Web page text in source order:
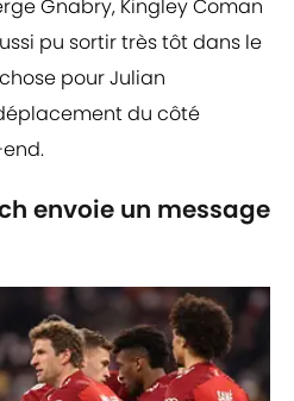
Gnabry, Kingley Coman
pu sortir très tôt dans le
pour Julian
du côté
envoie un message